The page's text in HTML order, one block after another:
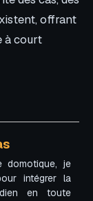
offrant
à court
domotique, je
intégrer la
en toute